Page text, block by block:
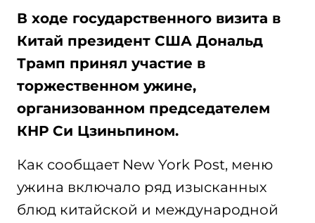
В ходе государственного визита в
Китай президент США Дональд
Трамп принял участие в
торжественном ужине,
организованном председателем
КНР Си Цзиньпином.
Как сообщает New York Post, меню
ужина включало ряд изысканных
блюд китайской и международной